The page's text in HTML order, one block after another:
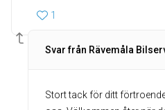
1
Svar från Rävemåla
Stort tack för ditt